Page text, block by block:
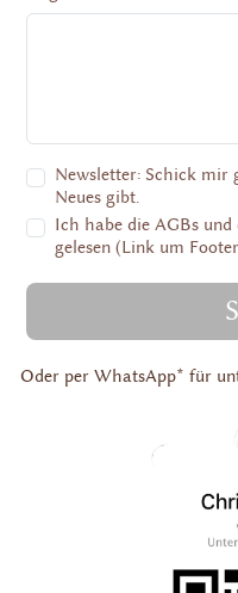
Newsletter: Schick mir
Neues gibt.
Ich habe die AGBs
gelesen (Link um
Oder per WhatsApp* für